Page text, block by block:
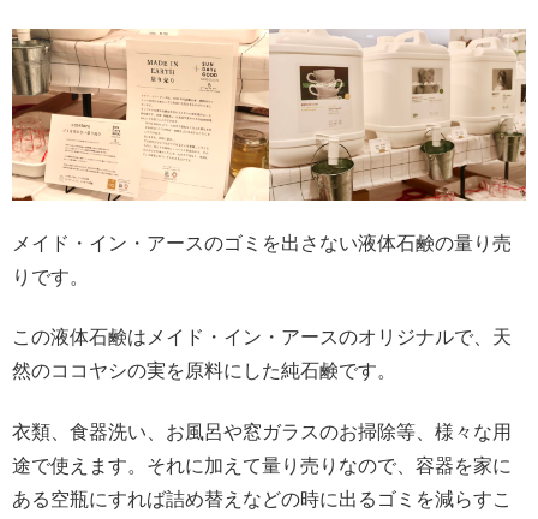
メイド・イン・アースのゴミを出さない液体石鹸の量り売
りです。
この液体石鹸はメイド・イン・アースのオリジナルで、天
然のココヤシの実を原料にした純石鹸です。
衣類、食器洗い、お風呂や窓ガラスのお掃除等、様々な用
途で使えます。それに加えて量り売りなので、容器を家に
ある空瓶にすれば詰め替えなどの時に出るゴミを減らすこ